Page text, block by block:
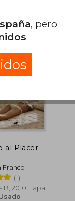
al Placer
Franco
(1)
B, 2010, Tapa
Usado
, pero